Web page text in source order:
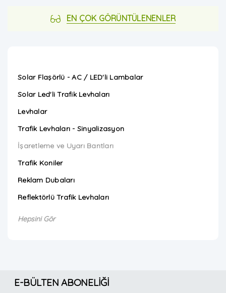
EN ÇOK GÖRÜNTÜLENENLER
Solar Flaşörlü - AC / LED'li Lambalar
Solar Led'li Trafik Levhaları
Levhalar
Trafik Levhaları - Sinyalizasyon
İşaretleme ve Uyarı Bantları
Trafik Koniler
Reklam Dubaları
Reflektörlü Trafik Levhaları
Hepsini Gör
E-BÜLTEN ABONELİĞİ